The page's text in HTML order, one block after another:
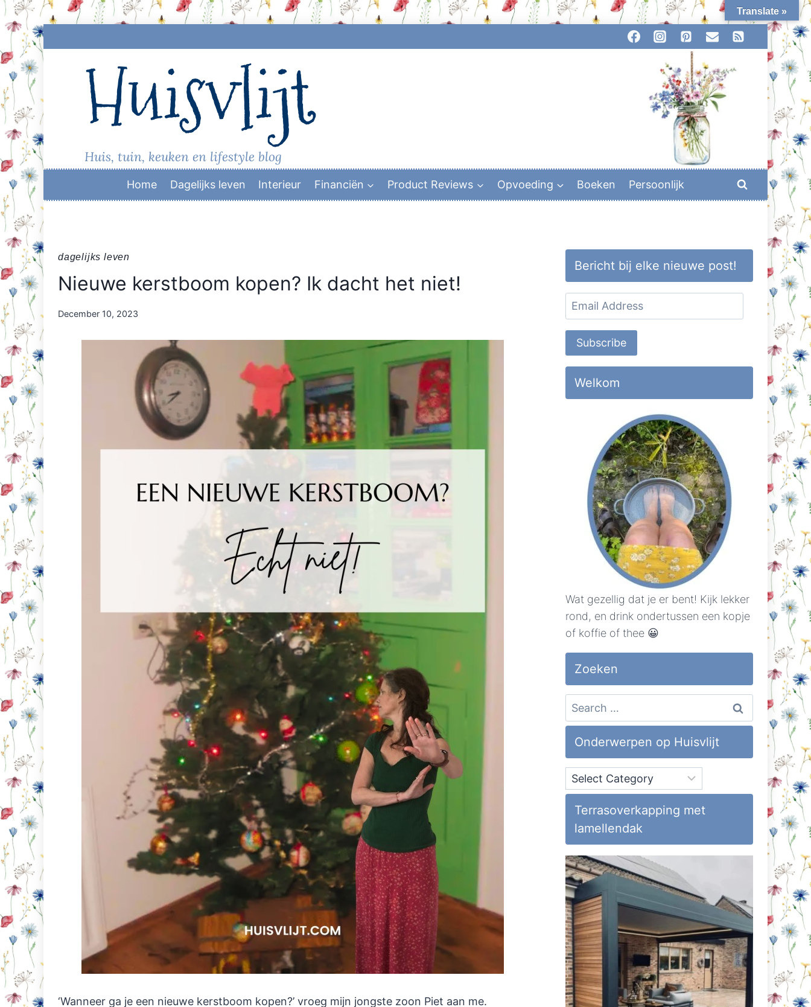
Skip
to
Huisvlijt
Huis, tuin, keuken en lifestyle blog
Home Dagelijks leven Interieur Financiën Product Reviews Opvoeding Boeken Persoonlijk
dagelijks leven
Nieuwe kerstboom kopen? Ik dacht het niet!
By
Orriëns
December 10, 2023
‘Wanneer ga je een nieuwe kerstboom kopen?’ vroeg mijn jongste zoon Piet aan me.
Bericht bij elke nieuwe post!
Email
Address
Subscribe
Welkom
Wat gezellig dat je er bent! Kijk lekker
rond, en drink ondertussen een kopje
of koffie of thee 😀
Zoeken
Search
for:
Onderwerpen op Huisvlijt
Onderwerpen
op
Huisvlijt
Terrasoverkapping met
lamellendak
Translate »